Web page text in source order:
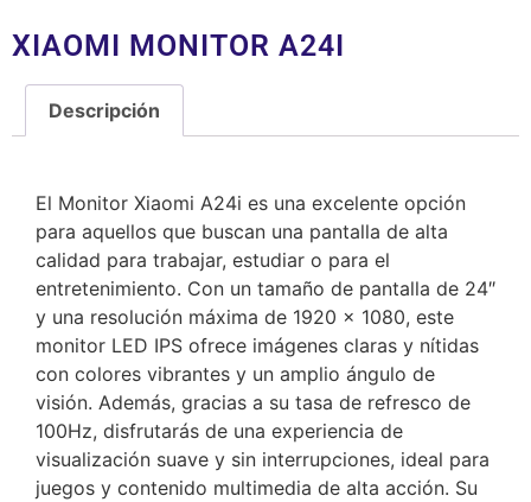
XIAOMI MONITOR A24I
Descripción
El Monitor Xiaomi A24i es una excelente opción
para aquellos que buscan una pantalla de alta
calidad para trabajar, estudiar o para el
entretenimiento. Con un tamaño de pantalla de 24″
y una resolución máxima de 1920 x 1080, este
monitor LED IPS ofrece imágenes claras y nítidas
con colores vibrantes y un amplio ángulo de
visión. Además, gracias a su tasa de refresco de
100Hz, disfrutarás de una experiencia de
visualización suave y sin interrupciones, ideal para
juegos y contenido multimedia de alta acción. Su